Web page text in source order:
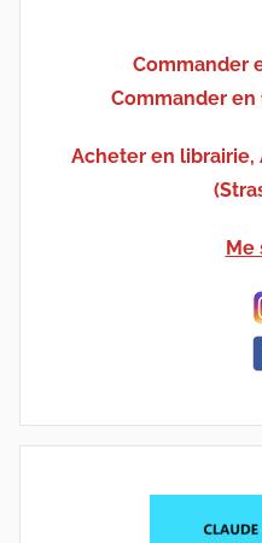
Commander
Commander
Acheter en librairie,
Me